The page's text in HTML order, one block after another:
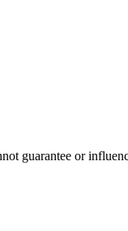
guarantee or